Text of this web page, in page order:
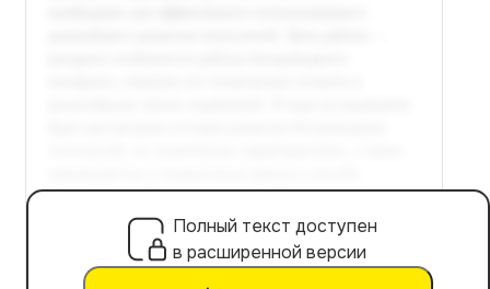
Полный текст доступен
в расширенной версии